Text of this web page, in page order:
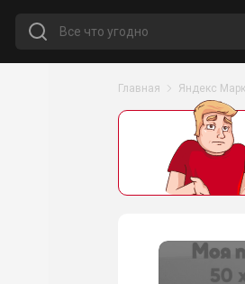
Главная Яндекс